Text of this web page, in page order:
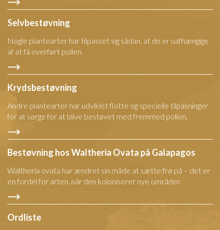
Selvbestøvning
Nogle plantearter har tilpasset sig sådan, at de er uafhængige
af at få overført pollen.
Krydsbestøvning
Andre plantearter har udviklet flotte og specielle tilpasninger
for at sørge for at blive bestøvet med fremmed pollen.
Bestøvning hos Waltheria Ovata på Galapagos
Waltheria ovata har ændret sin måde at sætte frø på – det er
en fordel for arten, når den koloniserer nye områder.
Ordliste